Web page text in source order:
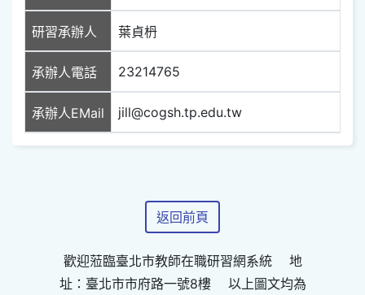
研習承辦人 葉貞枬
承辦人電話 23214765
承辦人EMail jill@cogsh.tp.edu.tw
返回前頁
歡迎蒞臨臺北市教師在職研習網系統 地
址：臺北市市府路一號8樓 以上圖文均為